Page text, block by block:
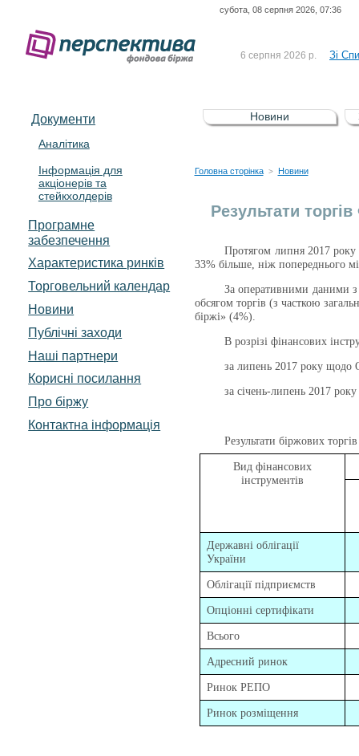
субота, 08 серпня 2026, 07:36
6 серпня 2026 р. Зі
5 серпня 2026 р.
Зі
UA4000232607)
4 серпня 2026 р.
Документи
Аналітика
Інформація для
акціонерів та
стейкхолдерів
Програмне
забезпечення
Характеристика pинків
Торговельний календар
Новини
Публічні заходи
Наші партнери
Корисні посилання
Про біржу
Контактна інформація
Новини
Головна сторінка > Новини
Результати
Протягом липня 201 7року
33% більше, ніж попереднього
За оперативними даними
обсягом торгів(з часткою
біржі» (4%).
В розрізі фінансових
за липень 2017 року щодо
за січень-липень 2017 року
Результати біржових
Вид фінансових
інструментів
Державні облігації
України
Облігації підприємств
Опціонні сертифікати
Всього
Адресний ринок
Ринок РЕПО
Ринок розміщення